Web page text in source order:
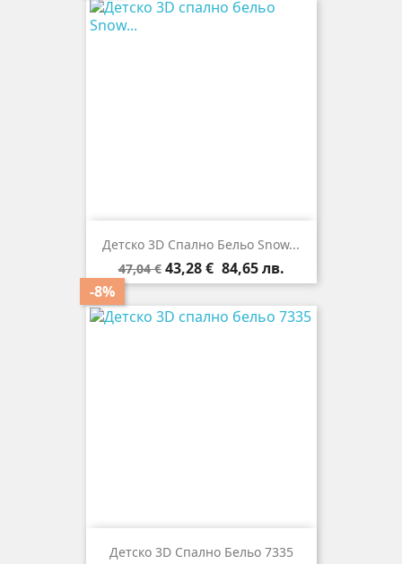
Детско 3D Спално Бельо Snow...
Редовна
цена
47,04 €
-8%
Цена
43,28 € 84,65 лв.
Детско 3D Спално Бельо 7335